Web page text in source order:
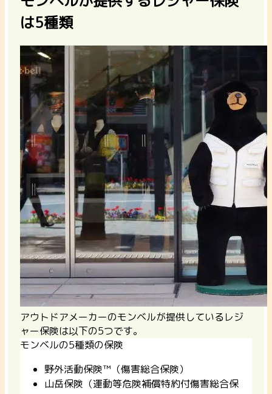
は5種類
アウトドアメーカーのモンベルが提供しているレジ
ャー保険は以下の5つです。
モンベルの5種類の保険
野外活動保険™（傷害総合保険）
山岳保険（運動等危険補償特約付傷害総合保